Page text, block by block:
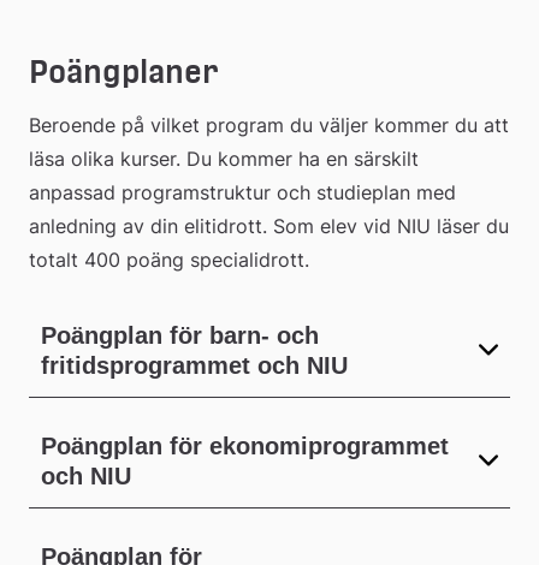
Poängplaner
Beroende på vilket program du väljer kommer du att
läsa olika kurser. Du kommer ha en särskilt
anpassad programstruktur och studieplan med
anledning av din elitidrott. Som elev vid NIU läser du
totalt 400 poäng specialidrott.
Poängplan för barn- och
fritidsprogrammet och NIU
Poängplan för ekonomiprogrammet
och NIU
Poängplan för